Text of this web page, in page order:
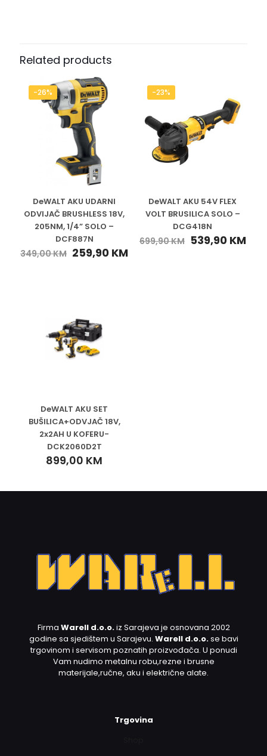
Related products
-26%
DeWALT AKU UDARNI
ODVIJAČ BRUSHLESS 18V,
205NM, 1/4” SOLO –
DCF887N
349,00KM 259,90 KM
-23%
DeWALT AKU 54V FLEX
VOLT BRUSILICA SOLO –
DCG418N
699,90KM 539,90 KM
DeWALT AKU SET
BUŠILICA+ODVJAČ 18V,
2x2AH U KOFERU-
DCK2060D2T
899,00 KM
Firma Warell d.o.o.iz Sarajeva je osnovana 2002
godine sa sjedištem u Sarajevu. Warell d.o.o.se bavi
trgovinom i servisom poznatih proizvođača. U ponudi
Vam nudimo metalnu robu,rezne i brusne
materijale,ručne, aku i električne alate.
Trgovina